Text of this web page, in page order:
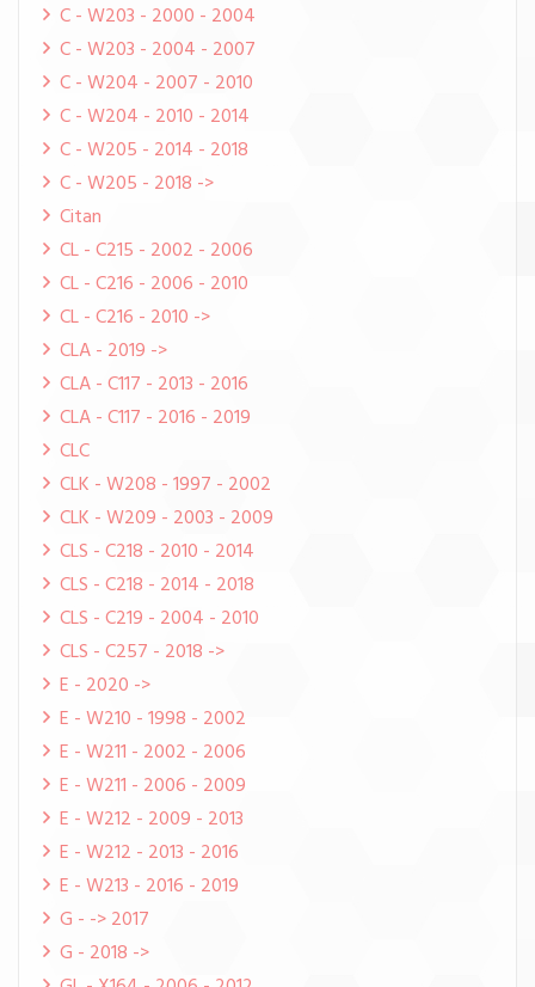
C - W203 - 2000 - 2004
C - W203 - 2004 - 2007
C - W204 - 2007 - 2010
C - W204 - 2010 - 2014
C - W205 - 2014 - 2018
C - W205 - 2018 ->
Citan
CL - C215 - 2002 - 2006
CL - C216 - 2006 - 2010
CL - C216 - 2010 ->
CLA - 2019 ->
CLA - C117 - 2013 - 2016
CLA - C117 - 2016 - 2019
CLC
CLK - W208 - 1997 - 2002
CLK - W209 - 2003 - 2009
CLS - C218 - 2010 - 2014
CLS - C218 - 2014 - 2018
CLS - C219 - 2004 - 2010
CLS - C257 - 2018 ->
E - 2020 ->
E - W210 - 1998 - 2002
E - W211 - 2002 - 2006
E - W211 - 2006 - 2009
E - W212 - 2009 - 2013
E - W212 - 2013 - 2016
E - W213 - 2016 - 2019
G - -> 2017
G - 2018 ->